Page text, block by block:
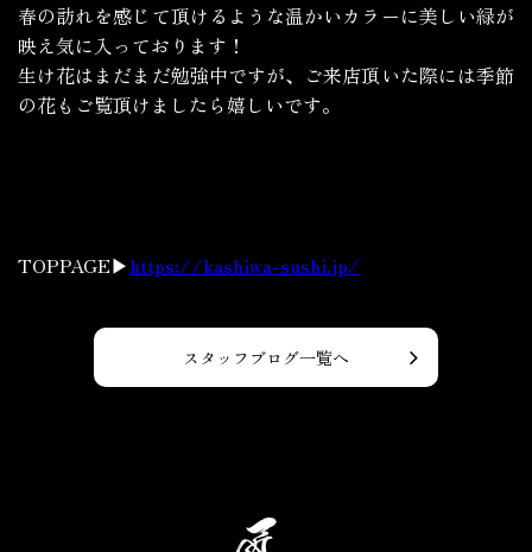
春の訪れを感じて頂けるような温かいカラーに美しい緑が
映え気に入っております！
生け花はまだまだ勉強中ですが、ご来店頂いた際には季節
の花もご覧頂けましたら嬉しいです。
TOPPAGE▶https://kashiwa-sushi.jp/
スタッフブログ一覧へ